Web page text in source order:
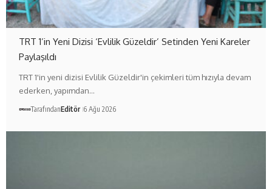
TRT 1’in Yeni Dizisi ‘Evlilik Güzeldir’ Setinden Yeni Kareler
Paylaşıldı
TRT 1'in yeni dizisi Evlilik Güzeldir'in çekimleri tüm hızıyla devam
ederken, yapımdan…
TarafındanEditör 6 Ağu 2026